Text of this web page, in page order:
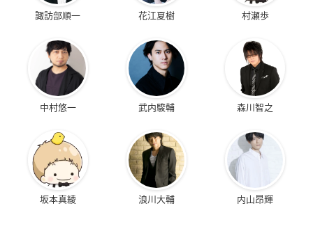
諏訪部順一 花江夏樹 村瀬歩
中村悠一 武内駿輔 森川智之
坂本真綾 浪川大輔 内山昂輝